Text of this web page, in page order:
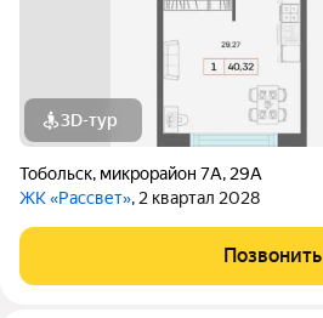
3D-тур
Тобольск, микрорайон 7А, 29А
ЖК «Рассвет», 2 квартал 2028
Позвонить